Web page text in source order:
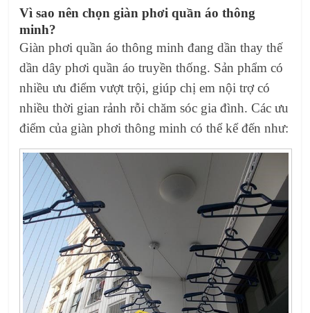
Vì sao nên chọn giàn phơi quần áo thông
minh?
Giàn phơi quần áo thông minh đang dần thay thế
dần dây phơi quần áo truyền thống. Sản phẩm có
nhiều ưu điểm vượt trội, giúp chị em nội trợ có
nhiều thời gian rảnh rỗi chăm sóc gia đình. Các ưu
điểm của giàn phơi thông minh có thể kể đến như: